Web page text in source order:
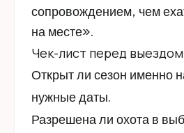
сопровождением, чем
на месте».
Чек-лист перед выездом
Открыт ли сезон именно
нужные даты.
Разрешена ли охота в